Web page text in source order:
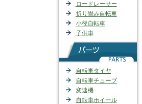
ロードレーサー
折り畳み自転車
小径自転車
子供車
自転車タイヤ
自転車チューブ
変速機
自転車ホイール